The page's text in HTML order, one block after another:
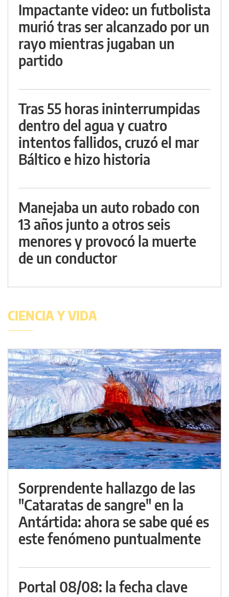
Impactante video: un futbolista
murió tras ser alcanzado por un
rayo mientras jugaban un
partido
Tras 55 horas ininterrumpidas
dentro del agua y cuatro
intentos fallidos, cruzó el mar
Báltico e hizo historia
Manejaba un auto robado con
13 años junto a otros seis
menores y provocó la muerte
de un conductor
CIENCIA Y VIDA
Sorprendente hallazgo de las
"Cataratas de sangre" en la
Antártida: ahora se sabe qué es
este fenómeno puntualmente
Portal 08/08: la fecha clave